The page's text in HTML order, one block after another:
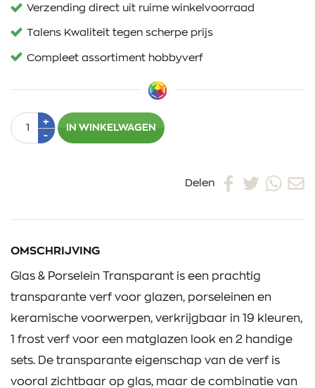
Verzending direct uit ruime winkelvoorraad
Talens Kwaliteit tegen scherpe prijs
Compleet assortiment hobbyverf
Aantal+Plus
-Min
IN WINKELWAGEN
Delen
OMSCHRIJVING
Glas & Porselein Transparant is een prachtig
transparante verf voor glazen, porseleinen en
keramische voorwerpen, verkrijgbaar in 19 kleuren,
1 frost verf voor een matglazen look en 2 handige
sets. De transparante eigenschap van de verf is
vooral zichtbaar op glas, maar de combinatie van